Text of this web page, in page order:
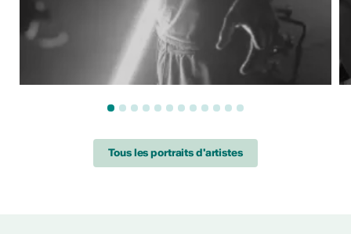
Tous les portraits d'artistes